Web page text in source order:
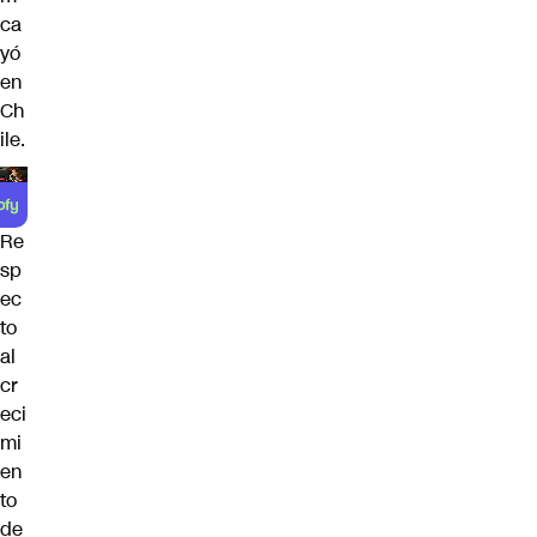
ca
yó
en
Ch
ile.
Re
sp
ec
to
al
cr
eci
mi
en
to
de